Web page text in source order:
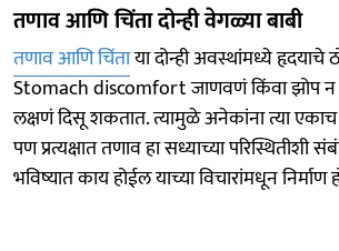
तणाव आणि चिंता दोन्ही वेगळ्या बाबी
तणाव आणि चिंताया दोन्ही अवस्थांमध्ये हृदयाचे
Stomach discomfort जाणवणं किंवा झोप न
लक्षणं दिसू शकतात. त्यामुळे अनेकांना त्या एकाच
पण प्रत्यक्षात तणाव हा सध्याच्या परिस्थितीशी
भविष्यात काय होईल याच्या विचारांमधून निर्माण